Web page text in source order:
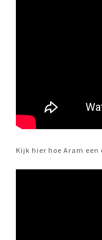
Kijk hier hoe Aram